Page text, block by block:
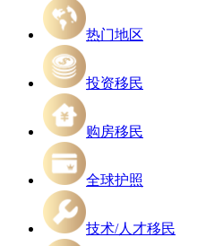
热门地区
投资移民
购房移民
全球护照
技术/人才移民